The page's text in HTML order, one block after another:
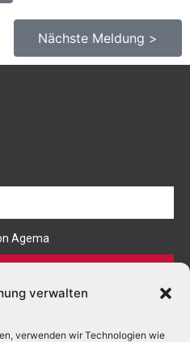
verwalten
verwenden wir Technologien wie
Nächste Meldung >
Agema